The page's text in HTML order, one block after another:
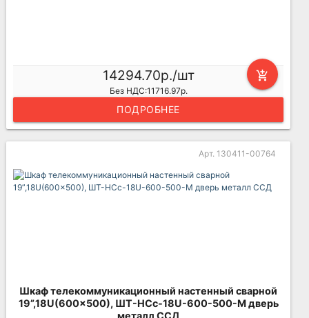
add_shopping_cart
14294.70р./шт
Без НДС:11716.97р.
ПОДРОБНЕЕ
Арт. 130411-00764
Шкаф телекоммуникационный настенный сварной
19”,18U(600x500), ШТ-НСс-18U-600-500-М дверь